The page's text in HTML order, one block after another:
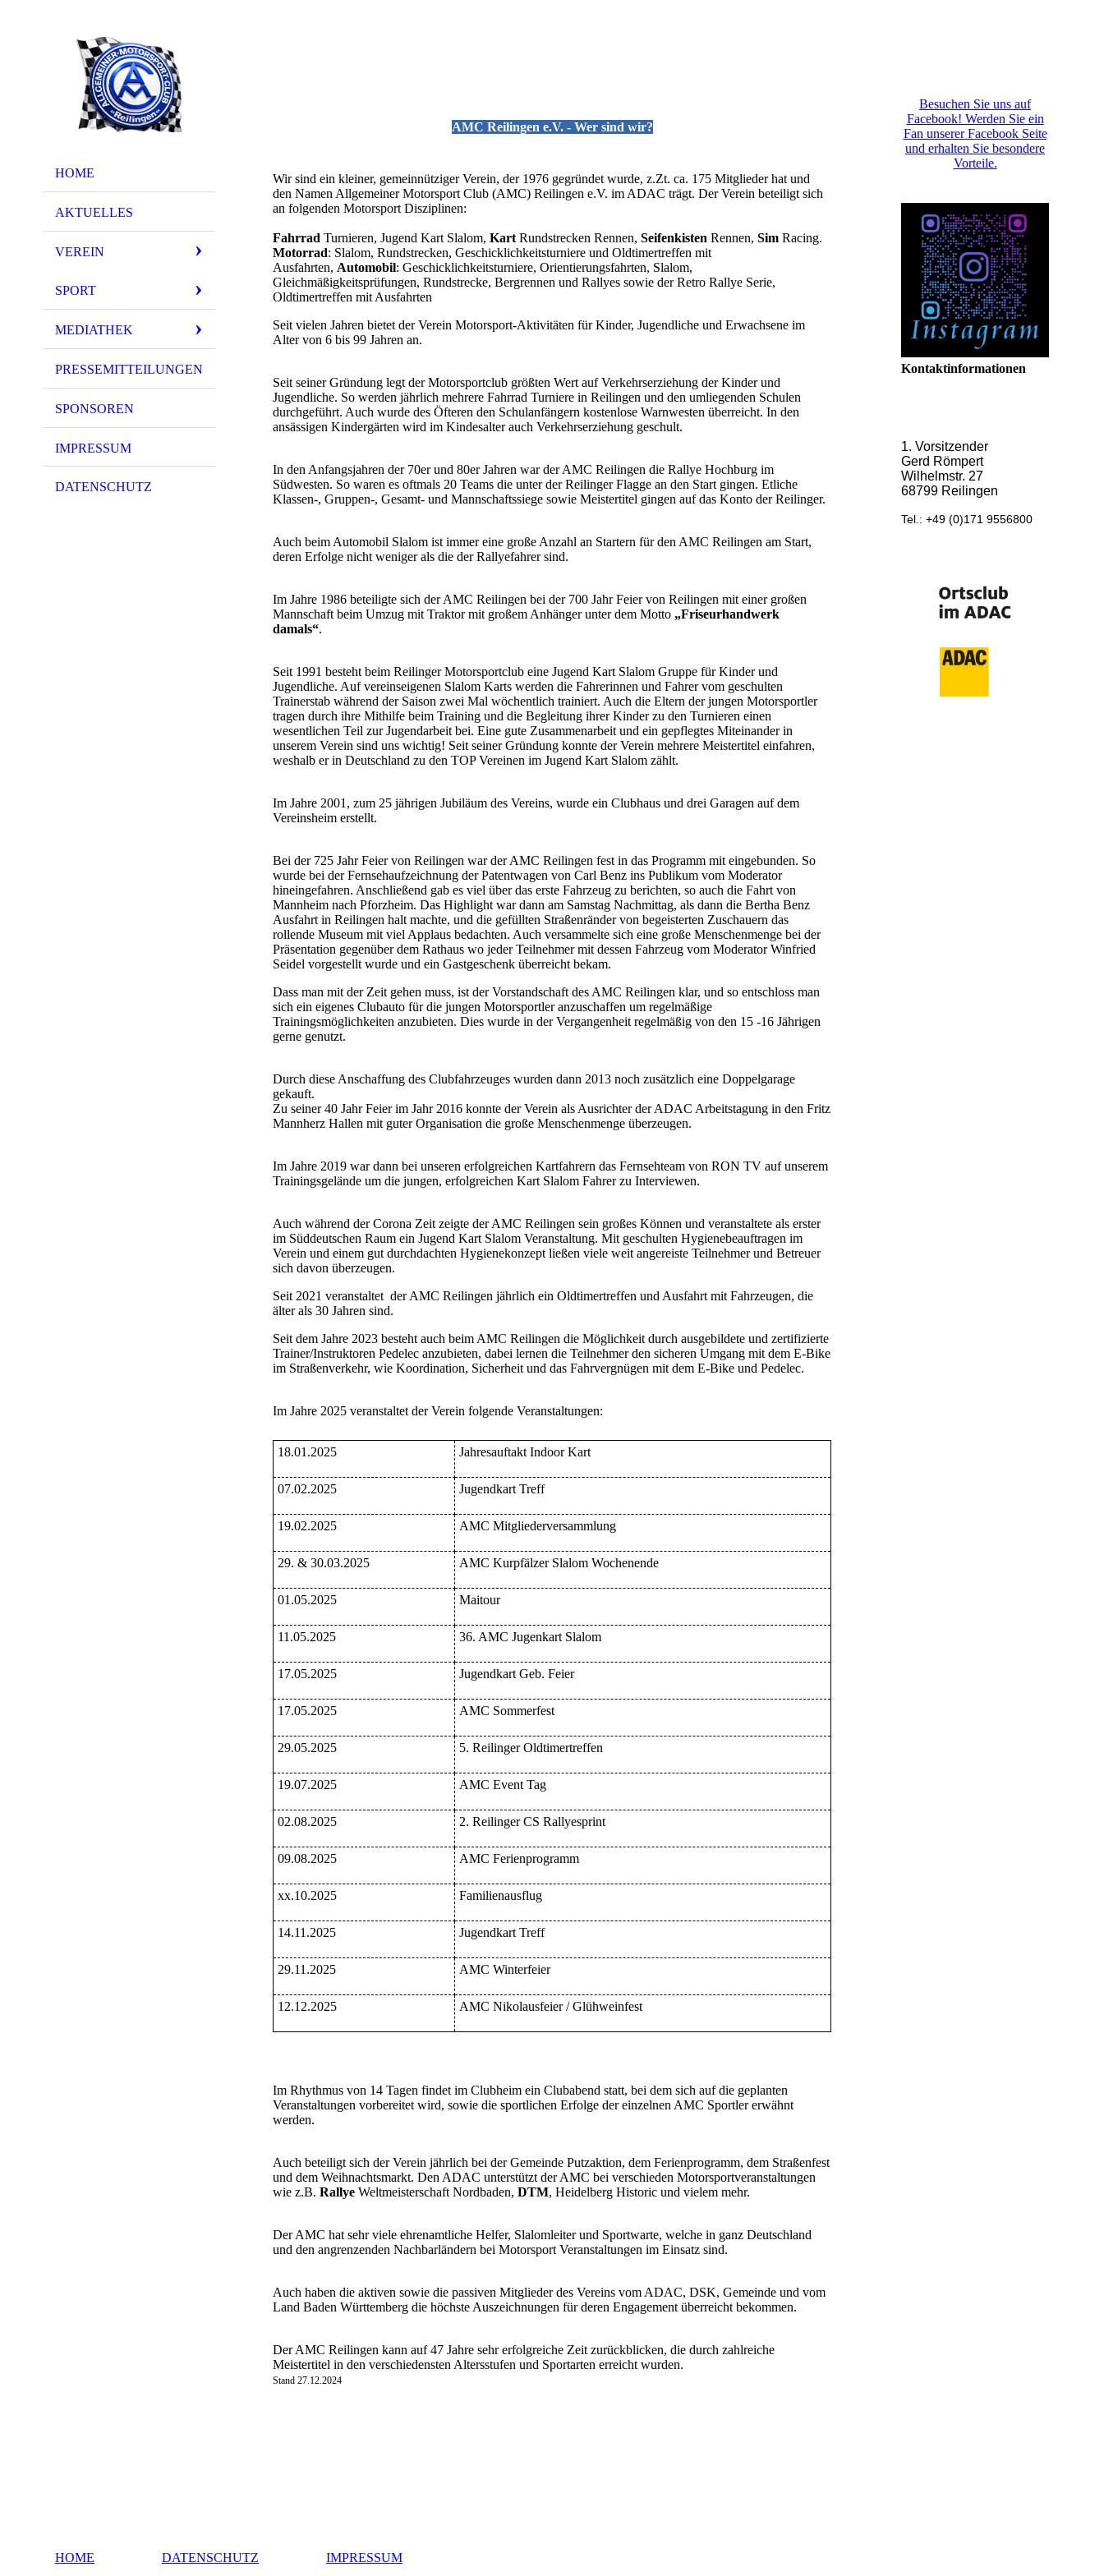
HOME
AKTUELLES
VEREIN
SPORT
MEDIATHEK
PRESSEMITTEILUNGEN
SPONSOREN
IMPRESSUM
DATENSCHUTZ
AMC Reilingen e.V. - Wer sind wir?
Wir sind ein kleiner, gemeinnütziger Verein, der 1976 gegründet wurde, z.Zt. ca. 175 Mitglieder hat und
den Namen Allgemeiner Motorsport Club (AMC) Reilingen e.V. im ADAC trägt. Der Verein beteiligt sich
an folgenden Motorsport Disziplinen:
Fahrrad Turnieren, Jugend Kart Slalom, Kart Rundstrecken Rennen, Seifenkisten Rennen, Sim Racing.
Motorrad: Slalom, Rundstrecken, Geschicklichkeitsturniere und Oldtimertreffen mit
Ausfahrten, Automobil: Geschicklichkeitsturniere, Orientierungsfahrten, Slalom,
Gleichmäßigkeitsprüfungen, Rundstrecke, Bergrennen und Rallyes sowie der Retro Rallye Serie,
Oldtimertreffen mit Ausfahrten
Seit vielen Jahren bietet der Verein Motorsport-Aktivitäten für Kinder, Jugendliche und Erwachsene im
Alter von 6 bis 99 Jahren an.
Seit seiner Gründung legt der Motorsportclub größten Wert auf Verkehrserziehung der Kinder und
Jugendliche. So werden jährlich mehrere Fahrrad Turniere in Reilingen und den umliegenden Schulen
durchgeführt. Auch wurde des Öfteren den Schulanfängern kostenlose Warnwesten überreicht. In den
ansässigen Kindergärten wird im Kindesalter auch Verkehrserziehung geschult.
In den Anfangsjahren der 70er und 80er Jahren war der AMC Reilingen die Rallye Hochburg im
Südwesten. So waren es oftmals 20 Teams die unter der Reilinger Flagge an den Start gingen. Etliche
Klassen-, Gruppen-, Gesamt- und Mannschaftssiege sowie Meistertitel gingen auf das Konto der Reilinger.
Auch beim Automobil Slalom ist immer eine große Anzahl an Startern für den AMC Reilingen am Start,
deren Erfolge nicht weniger als die der Rallyefahrer sind.
Im Jahre 1986 beteiligte sich der AMC Reilingen bei der 700 Jahr Feier von Reilingen mit einer großen
Mannschaft beim Umzug mit Traktor mit großem Anhänger unter dem Motto „Friseurhandwerk
damals“.
Seit 1991 besteht beim Reilinger Motorsportclub eine Jugend Kart Slalom Gruppe für Kinder und
Jugendliche. Auf vereinseigenen Slalom Karts werden die Fahrerinnen und Fahrer vom geschulten
Trainerstab während der Saison zwei Mal wöchentlich trainiert. Auch die Eltern der jungen Motorsportler
tragen durch ihre Mithilfe beim Training und die Begleitung ihrer Kinder zu den Turnieren einen
wesentlichen Teil zur Jugendarbeit bei. Eine gute Zusammenarbeit und ein gepflegtes Miteinander in
unserem Verein sind uns wichtig! Seit seiner Gründung konnte der Verein mehrere Meistertitel einfahren,
weshalb er in Deutschland zu den TOP Vereinen im Jugend Kart Slalom zählt.
Im Jahre 2001, zum 25 jährigen Jubiläum des Vereins, wurde ein Clubhaus und drei Garagen auf dem
Vereinsheim erstellt.
Bei der 725 Jahr Feier von Reilingen war der AMC Reilingen fest in das Programm mit eingebunden. So
wurde bei der Fernsehaufzeichnung der Patentwagen von Carl Benz ins Publikum vom Moderator
hineingefahren. Anschließend gab es viel über das erste Fahrzeug zu berichten, so auch die Fahrt von
Mannheim nach Pforzheim. Das Highlight war dann am Samstag Nachmittag, als dann die Bertha Benz
Ausfahrt in Reilingen halt machte, und die gefüllten Straßenränder von begeisterten Zuschauern das
rollende Museum mit viel Applaus bedachten. Auch versammelte sich eine große Menschenmenge bei der
Präsentation gegenüber dem Rathaus wo jeder Teilnehmer mit dessen Fahrzeug vom Moderator Winfried
Seidel vorgestellt wurde und ein Gastgeschenk überreicht bekam.
Dass man mit der Zeit gehen muss, ist der Vorstandschaft des AMC Reilingen klar, und so entschloss man
sich ein eigenes Clubauto für die jungen Motorsportler anzuschaffen um regelmäßige
Trainingsmöglichkeiten anzubieten. Dies wurde in der Vergangenheit regelmäßig von den 15 -16 Jährigen
gerne genutzt.
Durch diese Anschaffung des Clubfahrzeuges wurden dann 2013 noch zusätzlich eine Doppelgarage
gekauft.
Zu seiner 40 Jahr Feier im Jahr 2016 konnte der Verein als Ausrichter der ADAC Arbeitstagung in den Fritz
Mannherz Hallen mit guter Organisation die große Menschenmenge überzeugen.
Im Jahre 2019 war dann bei unseren erfolgreichen Kartfahrern das Fernsehteam von RON TV auf unserem
Trainingsgelände um die jungen, erfolgreichen Kart Slalom Fahrer zu Interviewen.
Auch während der Corona Zeit zeigte der AMC Reilingen sein großes Können und veranstaltete als erster
im Süddeutschen Raum ein Jugend Kart Slalom Veranstaltung. Mit geschulten Hygienebeauftragen im
Verein und einem gut durchdachten Hygienekonzept ließen viele weit angereiste Teilnehmer und Betreuer
sich davon überzeugen.
Seit 2021 veranstaltet der AMC Reilingen jährlich ein Oldtimertreffen und Ausfahrt mit Fahrzeugen, die
älter als 30 Jahren sind.
Seit dem Jahre 2023 besteht auch beim AMC Reilingen die Möglichkeit durch ausgebildete und zertifizierte
Trainer/Instruktoren Pedelec anzubieten, dabei lernen die Teilnehmer den sicheren Umgang mit dem E-Bike
im Straßenverkehr, wie Koordination, Sicherheit und das Fahrvergnügen mit dem E-Bike und Pedelec.
Im Jahre 2025 veranstaltet der Verein folgende Veranstaltungen:
18.01.2025 Jahresauftakt Indoor Kart
07.02.2025 Jugendkart Treff
19.02.2025 AMC Mitgliederversammlung
29. & 30.03.2025 AMC Kurpfälzer Slalom Wochenende
01.05.2025 Maitour
11.05.2025 36. AMC Jugenkart Slalom
17.05.2025 Jugendkart Geb. Feier
17.05.2025 AMC Sommerfest
29.05.2025 5. Reilinger Oldtimertreffen
19.07.2025 AMC Event Tag
02.08.2025 2. Reilinger CS Rallyesprint
09.08.2025 AMC Ferienprogramm
xx.10.2025 Familienausflug
14.11.2025 Jugendkart Treff
29.11.2025 AMC Winterfeier
12.12.2025 AMC Nikolausfeier / Glühweinfest
Im Rhythmus von 14 Tagen findet im Clubheim ein Clubabend statt, bei dem sich auf die geplanten
Veranstaltungen vorbereitet wird, sowie die sportlichen Erfolge der einzelnen AMC Sportler erwähnt
werden.
Auch beteiligt sich der Verein jährlich bei der Gemeinde Putzaktion, dem Ferienprogramm, dem Straßenfest
und dem Weihnachtsmarkt. Den ADAC unterstützt der AMC bei verschieden Motorsportveranstaltungen
wie z.B. Rallye Weltmeisterschaft Nordbaden, DTM, Heidelberg Historic und vielem mehr.
Der AMC hat sehr viele ehrenamtliche Helfer, Slalomleiter und Sportwarte, welche in ganz Deutschland
und den angrenzenden Nachbarländern bei Motorsport Veranstaltungen im Einsatz sind.
Auch haben die aktiven sowie die passiven Mitglieder des Vereins vom ADAC, DSK, Gemeinde und vom
Land Baden Württemberg die höchste Auszeichnungen für deren Engagement überreicht bekommen.
Der AMC Reilingen kann auf 47 Jahre sehr erfolgreiche Zeit zurückblicken, die durch zahlreiche
Meistertitel in den verschiedensten Altersstufen und Sportarten erreicht wurden.
Stand 27.12.2024
Besuchen Sie uns auf
Facebook! Werden Sie ein
Fan unserer Facebook Seite
und erhalten Sie besondere
Vorteile.
Kontaktinformationen
1. Vorsitzender
Gerd Römpert
Wilhelmstr. 27
68799 Reilingen
Tel.: +49 (0)171 9556800
HOME DATENSCHUTZ IMPRESSUM